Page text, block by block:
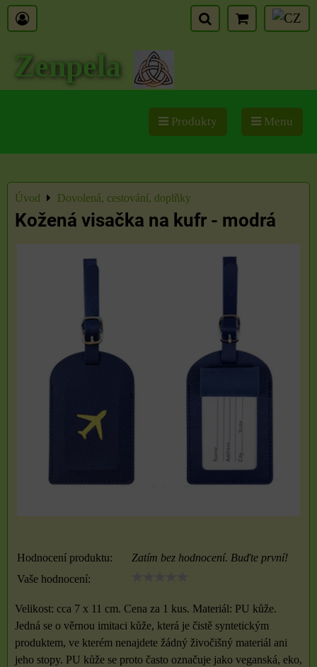
Zenpela
Produkty Menu
Úvod Dovolená, cestování, doplňky
Kožená visačka na kufr - modrá
Hodnocení produktu:
Zatím bez hodnocení. Buďte první!
Vaše hodnocení:
Velikost: cca 7 x 11 cm. Cena za 1 kus. Materiál: PU kůže.
Jedná se o věrnou imitaci kůže, která je čistě syntetickým
produktem, ve kterém nenajdete žádný živočišný materiál ani
jeho stopy. PU kůže se proto často označuje jako veganská, eko,